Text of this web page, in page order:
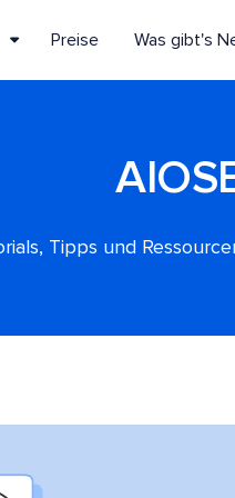
Preise Was gibt's
Tipps und